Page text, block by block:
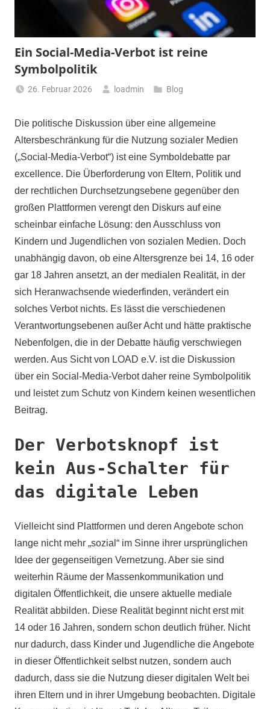
Ein Social-Media-Verbot ist reine
Symbolpolitik
26. Februar 2026 loadmin Blog
Die politische Diskussion über eine allgemeine
Altersbeschränkung für die Nutzung sozialer Medien
(„Social-Media-Verbot“) ist eine Symboldebatte par
excellence. Die Überforderung von Eltern, Politik und
der rechtlichen Durchsetzungsebene gegenüber den
großen Plattformen verengt den Diskurs auf eine
scheinbar einfache Lösung: den Ausschluss von
Kindern und Jugendlichen von sozialen Medien. Doch
unabhängig davon, ob eine Altersgrenze bei 14, 16 oder
gar 18 Jahren ansetzt, an der medialen Realität, in der
sich Heranwachsende wiederfinden, verändert ein
solches Verbot nichts. Es lässt die verschiedenen
Verantwortungsebenen außer Acht und hätte praktische
Nebenfolgen, die in der Debatte häufig verschwiegen
werden. Aus Sicht von LOAD e.V. ist die Diskussion
über ein Social-Media-Verbot daher reine Symbolpolitik
und leistet zum Schutz von Kindern keinen wesentlichen
Beitrag.
Der Verbotsknopf ist
kein Aus-Schalter für
das digitale Leben
Vielleicht sind Plattformen und deren Angebote schon
lange nicht mehr „sozial“ im Sinne ihrer ursprünglichen
Idee der gegenseitigen Vernetzung. Aber sie sind
weiterhin Räume der Massenkommunikation und
digitalen Öffentlichkeit, die unsere aktuelle mediale
Realität abbilden. Diese Realität beginnt nicht erst mit
14 oder 16 Jahren, sondern schon deutlich früher. Nicht
nur dadurch, dass Kinder und Jugendliche die Angebote
in dieser Öffentlichkeit selbst nutzen, sondern auch
dadurch, dass sie die Nutzung dieser digitalen Welt bei
ihren Eltern und in ihrer Umgebung beobachten. Digitale